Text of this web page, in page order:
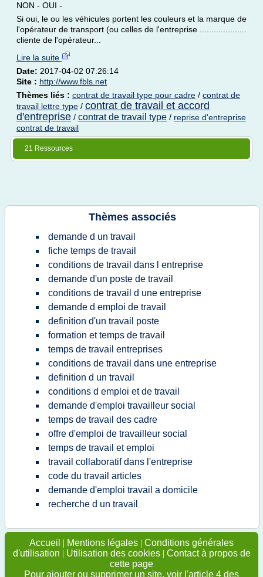
NON - OUI -
Si oui, le ou les véhicules portent les couleurs et la marque de
l'opérateur de transport (ou celles de l'entreprise ....................
cliente de l'opérateur...
Lire la suite
Date: 2017-04-02 07:26:14
Site : http://www.fbls.net
Thèmes liés : contrat de travail type pour cadre / contrat de
travail lettre type / contrat de travail et accord
d'entreprise / contrat de travail type / reprise d'entreprise
contrat de travail
21 Ressources
Thèmes associés
demande d un travail
fiche temps de travail
conditions de travail dans l entreprise
demande d'un poste de travail
conditions de travail d une entreprise
demande d emploi de travail
definition d'un travail poste
formation et temps de travail
temps de travail entreprises
conditions de travail dans une entreprise
definition d un travail
conditions d emploi et de travail
demande d'emploi travailleur social
temps de travail des cadre
offre d'emploi de travailleur social
temps de travail et emploi
travail collaboratif dans l'entreprise
code du travail articles
demande d'emploi travail a domicile
recherche d un travail
Accueil | Mentions légales | Conditions générales
d'utilisation | Utilisation des cookies| Contact à propos de
cette page
Pour ajouter ou supprimer un site, voir l'article 4 des